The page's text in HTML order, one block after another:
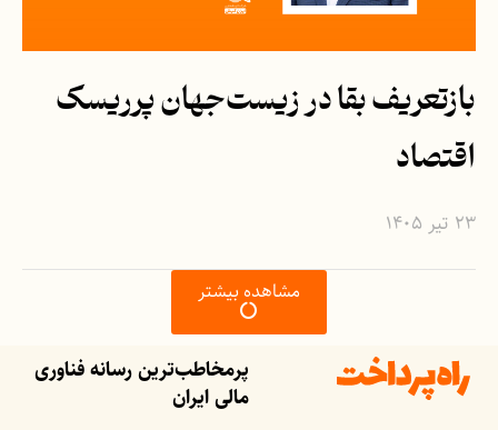
بازتعریف بقا در زیست‌جهان پرریسک
اقتصاد
۲۳ تیر ۱۴۰۵
مشاهده بیشتر
پرمخاطب‌ترین رسانه فناوری
مالی ایران